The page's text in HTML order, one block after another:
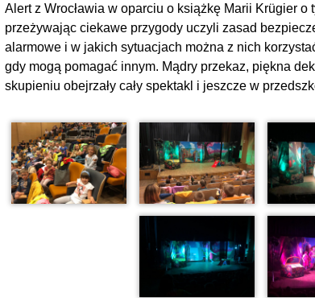
Alert z Wrocławia w oparciu o książkę Marii Krügier
przeżywając ciekawe przygody uczyli zasad
alarmowe i w jakich sytuacjach można z nich
gdy mogą pomagać innym. Mądry przekaz, piękna
skupieniu obejrzały cały spektakl i jeszcze w